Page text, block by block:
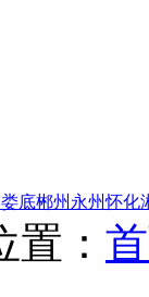
娄底郴州 永州怀化
：